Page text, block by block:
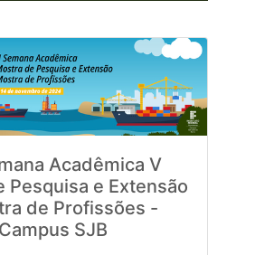
Acadêmica V
Pesquisa e Extensão
de Profissões -
Campus SJB